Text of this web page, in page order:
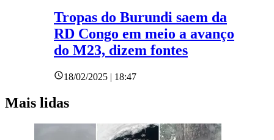
Tropas do Burundi saem da
RD Congo em meio a avanço
do M23, dizem fontes
18/02/2025 | 18:47
Mais lidas